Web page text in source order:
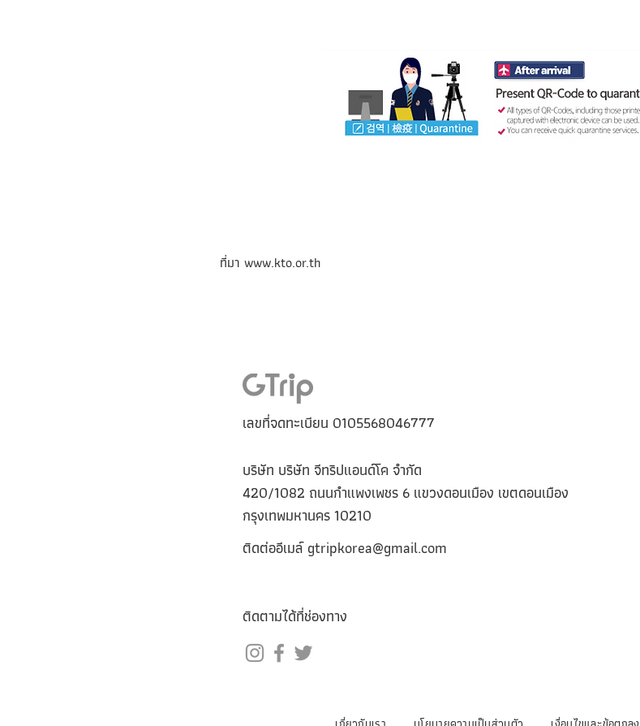
ที่มา www.kto.or.th
เลขที่จดทะเบียน 0105568046777
บริษัท บริษัท จีทริปแอนด์โค จํากัด
420/1082 ถนนกําแพงเพชร 6 แขวงดอนเมือง เขตดอนเมือง
กรุงเทพมหานคร 10210
ติดต่ออีเมล์gtripkorea@gmail.com
ติดตามได้ที่ช่องทาง